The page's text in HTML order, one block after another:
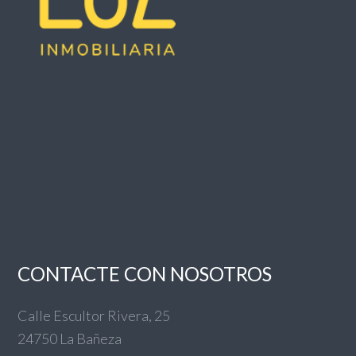
CONTACTE CON NOSOTROS
Calle Escultor Rivera, 25
24750 La Bañeza